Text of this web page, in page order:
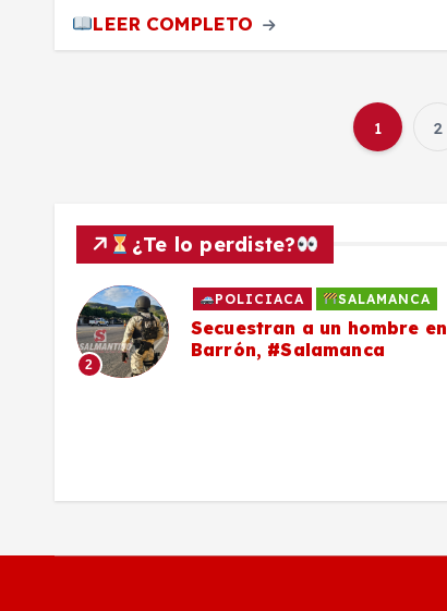
LEER COMPLETO
1 2
¿Te lo perdiste?
2
POLICIACA SALAMANCA
Secuestran a un hombre en
Barrón, #Salamanca